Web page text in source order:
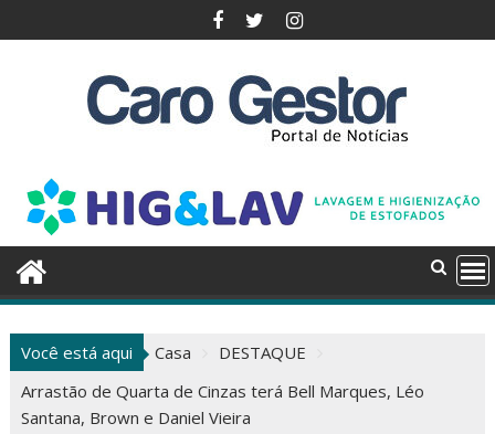
para
Você está aqui Casa
DESTAQUE
Arrastão de Quarta de Cinzas terá Bell Marques, Léo
Santana, Brown e Daniel Vieira